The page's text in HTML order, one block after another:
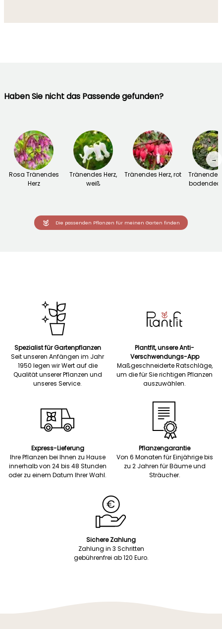
Haben Sie nicht das Passende gefunden?
Rosa Tränendes
Herz
Tränendes Herz,
weiß
Tränendes Herz, rot
Tränendes
→
Die passenden Pflanzen für meinen Garten finden
Spezialist für Gartenpflanzen
Seit unseren Anfängen im Jahr
1950 legen wir Wert auf die
Qualität unserer Pflanzen und
unseres Service.
Plantfit, unsere Anti-
Verschwendungs-App
Maßgeschneiderte Ratschläge,
um die für Sie richtigen Pflanzen
auszuwählen.
Express-Lieferung
Ihre Pflanzen bei Ihnen zu Hause
innerhalb von 24 bis 48 Stunden
oder zu einem Datum Ihrer Wahl.
Pflanzengarantie
Von 6 Monaten für Einjährige bis
zu 2 Jahren für Bäume und
Sträucher.
Sichere Zahlung
Zahlung in 3 Schritten
gebührenfrei ab 120 Euro.